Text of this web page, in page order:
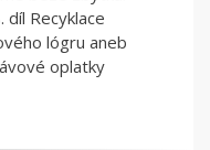
díl Recyklace
lógru aneb
oplatky